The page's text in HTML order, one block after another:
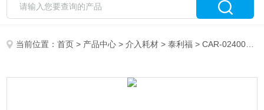
当前位置：首页 > 产品中心 >介入耗材 >泰利福 > CAR-02400泰利福血液透析用中心静脉导管套件